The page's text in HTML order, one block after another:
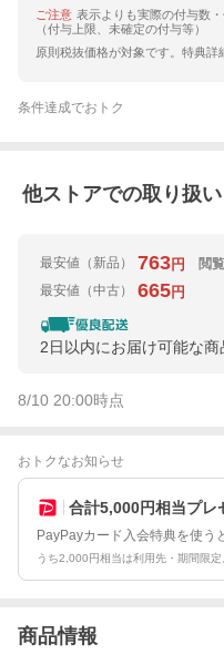
ご注意 表示よりも実際の付与数
（付与上限、未確定の付与等）
原則税抜価格が対象です。特典詳
条件達成でおトク
他ストアでの取り扱
最安値 （新品） 763円
閲
最安値 （中古） 665円
2日以内にお届け可能な商
8/10 20:00時点
おトクなお知らせ
合計5,000円相当プレ
PayPayカード入会特典を使う
うち2,000円相当は利用先・期間限定
商品情報